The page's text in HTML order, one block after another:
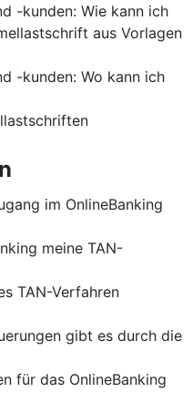
-kunden: Wie kann ich
aus Vorlagen
-kunden: Wo kann ich
im OnlineBanking
meine TAN-
TAN-Verfahren
gibt es durch die
für das OnlineBanking